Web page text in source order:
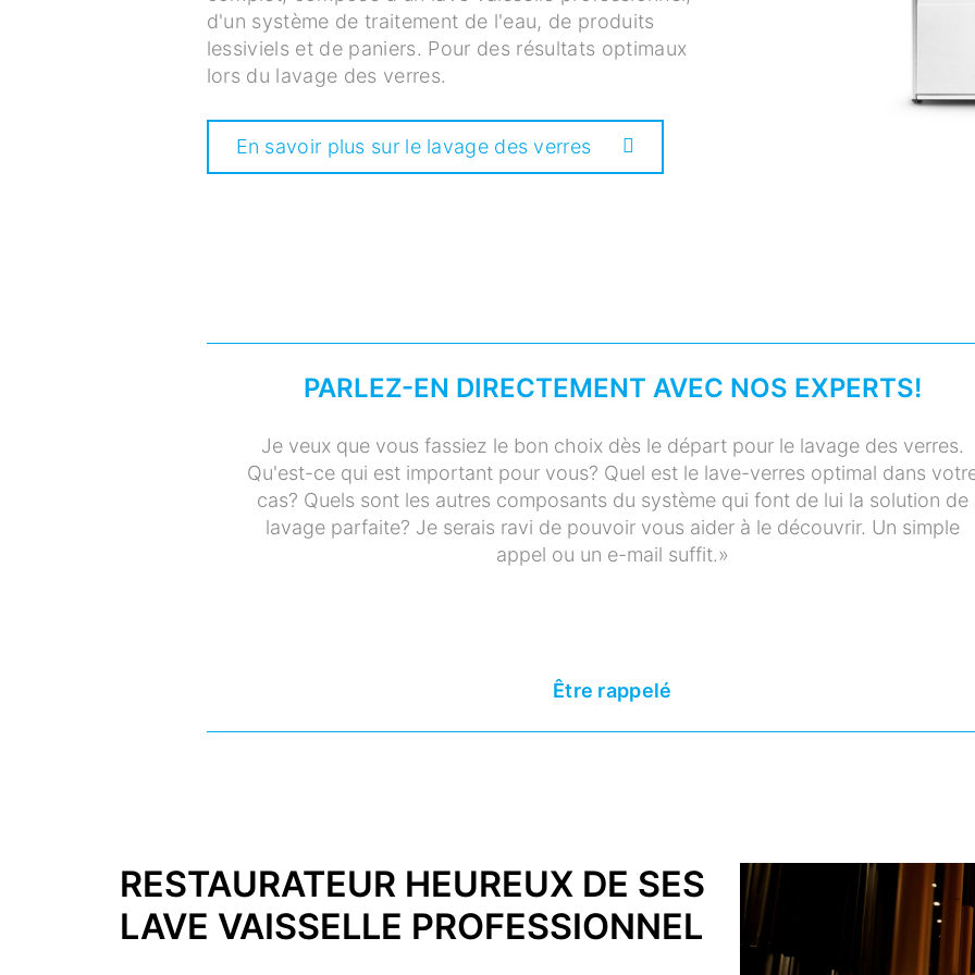
d'un système de traitement de l'eau, de produits
lessiviels et de paniers. Pour des résultats optimaux
lors du lavage des verres.
En savoir plus sur le lavage des verres
PARLEZ-EN DIRECTEMENT AVEC NOS EXPERTS!
Je veux que vous fassiez le bon choix dès le départ pour le lavage des verres.
Qu'est-ce qui est important pour vous? Quel est le lave-verres optimal dans
cas? Quels sont les autres composants du système qui font de lui la solution de
lavage parfaite? Je serais ravi de pouvoir vous aider à le découvrir. Un simple
appel ou un e-mail suffit.»
Être rappelé
RESTAURATEUR HEUREUX DE SES
LAVE VAISSELLE PROFESSIONNEL